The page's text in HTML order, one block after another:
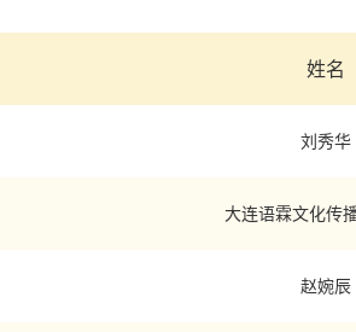
姓名
刘秀华
大连语霖文化传
赵婉辰